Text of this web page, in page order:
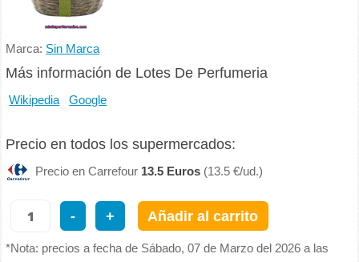
Marca: Sin Marca
Más información de Lotes De Perfumeria
Wikipedia Google
Precio en todos los supermercados:
Precio en Carrefour 13.5 Euros (13.5 €/ud.)
- + Añadir al carrito
*Nota: precios a fecha de Sábado, 07 de Marzo del 2026 a las